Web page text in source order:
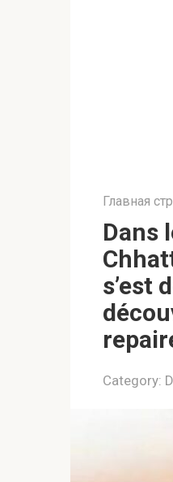
Главная
Dans
s’est
Category: